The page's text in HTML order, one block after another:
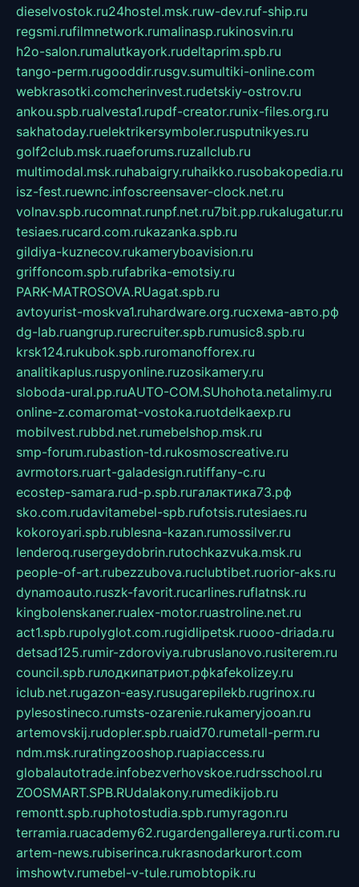
dieselvostok.ru24hostel.msk.ruw-dev.ruf-ship.ru
regsmi.rufilmnetwork.rumalinasp.rukinosvin.ru
h2o-salon.rumalutkayork.rudeltaprim.spb.ru
tango-perm.rugooddir.rusgv.sumultiki-online.com
webkrasotki.comcherinvest.rudetskiy-ostrov.ru
ankou.spb.rualvesta1.rupdf-creator.runix-files.org.ru
sakhatoday.ruelektrikersymboler.rusputnikyes.ru
golf2club.msk.ruaeforums.ruzallclub.ru
multimodal.msk.ruhabaigry.ruhaikko.rusobakopedia.ru
isz-fest.ruewnc.infoscreensaver-clock.net.ru
volnav.spb.rucomnat.runpf.net.ru7bit.pp.rukalugatur.ru
tesiaes.rucard.com.rukazanka.spb.ru
gildiya-kuznecov.rukameryboavision.ru
griffoncom.spb.rufabrika-emotsiy.ru
PARK-MATROSOVA.RUagat.spb.ru
avtoyurist-moskva1.ruhardware.org.ruсхема-авто.рф
dg-lab.ruangrup.rurecruiter.spb.rumusic8.spb.ru
krsk124.rukubok.spb.ruromanofforex.ru
analitikaplus.ruspyonline.ruzosikamery.ru
sloboda-ural.pp.ruAUTO-COM.SUhohota.netalimy.ru
online-z.comaromat-vostoka.ruotdelkaexp.ru
mobilvest.rubbd.net.rumebelshop.msk.ru
smp-forum.rubastion-td.rukosmoscreative.ru
avrmotors.ruart-galadesign.rutiffany-c.ru
ecostep-samara.rud-p.spb.ruгалактика73.рф
sko.com.rudavitamebel-spb.rufotsis.rutesiaes.ru
kokoroyari.spb.rublesna-kazan.rumossilver.ru
lenderoq.rusergeydobrin.rutochkazvuka.msk.ru
people-of-art.rubezzubova.ruclubtibet.ruorior-aks.ru
dynamoauto.ruszk-favorit.rucarlines.ruflatnsk.ru
kingbolenskaner.rualex-motor.ruastroline.net.ru
act1.spb.rupolyglot.com.rugidlipetsk.ruooo-driada.ru
detsad125.rumir-zdoroviya.rubruslanovo.rusiterem.ru
council.spb.ruлодкипатриот.рфkafekolizey.ru
iclub.net.rugazon-easy.rusugarepilekb.rugrinox.ru
pylesostineco.rumsts-ozarenie.rukameryjooan.ru
artemovskij.rudopler.spb.ruaid70.rumetall-perm.ru
ndm.msk.ruratingzooshop.ruapiaccess.ru
globalautotrade.infobezverhovskoe.rudrsschool.ru
ZOOSMART.SPB.RUdalakony.rumedikijob.ru
remontt.spb.ruphotostudia.spb.rumyragon.ru
terramia.ruacademy62.rugardengallereya.rurti.com.ru
artem-news.rubiserinca.rukrasnodarkurort.com
imshowtv.rumebel-v-tule.rumobtopik.ru